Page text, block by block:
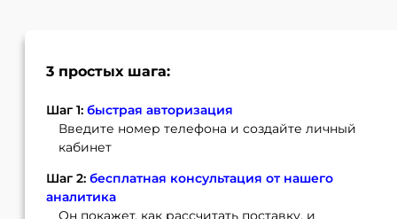
3 простых шага:
Шаг 1: быстрая авторизация
Введите номер телефона и создайте личный
кабинет
Шаг 2: бесплатная консультация от нашего
аналитика
Он покажет, как рассчитать поставку, и